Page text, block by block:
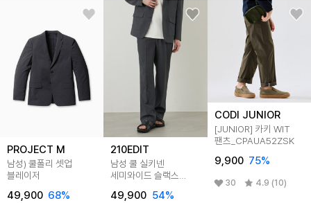
PROJECT M
남성) 쿨폴리 셋업
블레이저
49,900 68%
210EDIT
남성 쿨 실키넨
세미와이드 슬랙스
49,900 54%
CODI JUNIOR
[JUNIOR] 카키 WIT
팬츠_CPAUA52ZSK
9,900 75%
30 4.9 (10)